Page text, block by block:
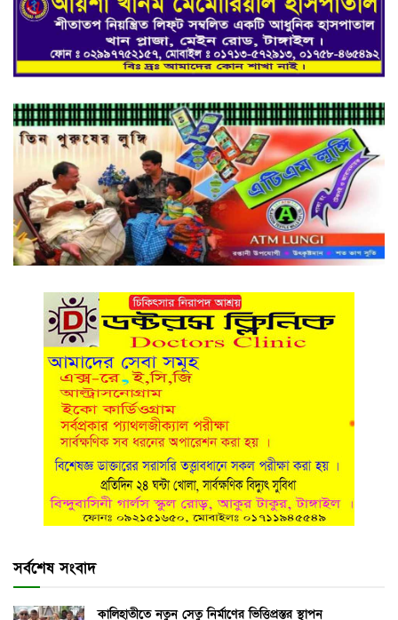
সর্বশেষ সংবাদ
কালিহাতীতে নতুন সেতু নির্মাণের ভিত্তিপ্রস্তর স্থাপন